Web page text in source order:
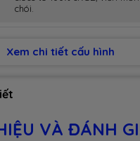
chói.
2 x USB 3.1
1 x Jack Audio™
Xem chi tiết cấu hình
VÀ ĐÁNH